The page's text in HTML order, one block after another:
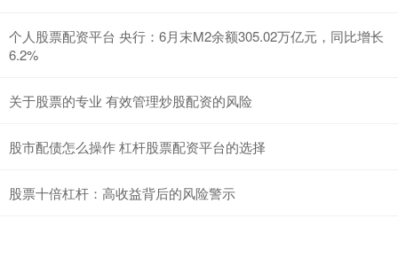
个人股票配资平台 央行：6月末M2余额305.02万亿元，同比增长
6.2%
关于股票的专业 有效管理炒股配资的风险
股市配债怎么操作 杠杆股票配资平台的选择
股票十倍杠杆：高收益背后的风险警示